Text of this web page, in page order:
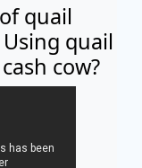
quail
quail
cow?